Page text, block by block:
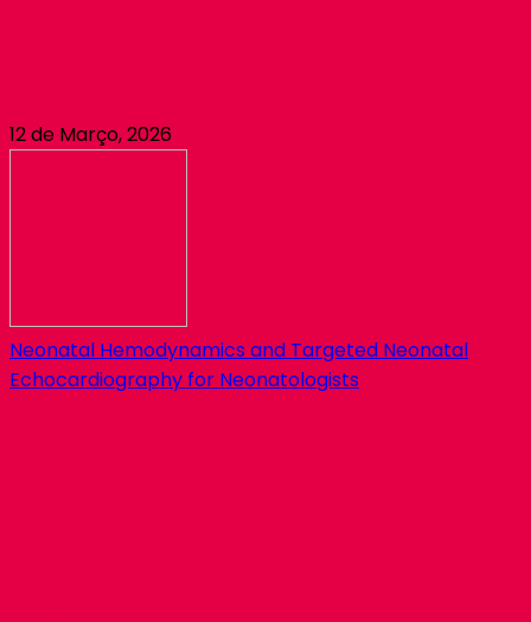
12 de Março, 2026
Neonatal Hemodynamics and Targeted Neonatal
Echocardiography for Neonatologists